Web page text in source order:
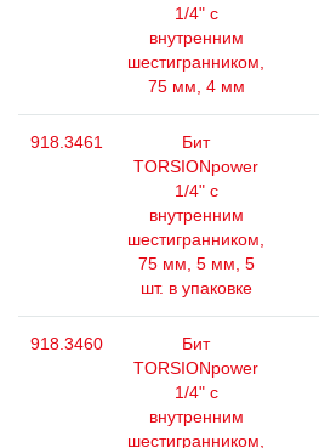
1/4" с
внутренним
шестигранником,
75 мм, 4 мм
918.3461
Бит
TORSIONpower
1/4" с
внутренним
шестигранником,
75 мм, 5 мм, 5
шт. в упаковке
918.3460
Бит
TORSIONpower
1/4" с
внутренним
шестигранником,